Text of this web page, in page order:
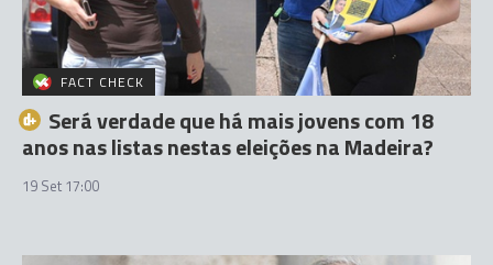
FACT CHECK
Será verdade que há mais jovens com 18
anos nas listas nestas eleições na Madeira?
19 Set 17:00